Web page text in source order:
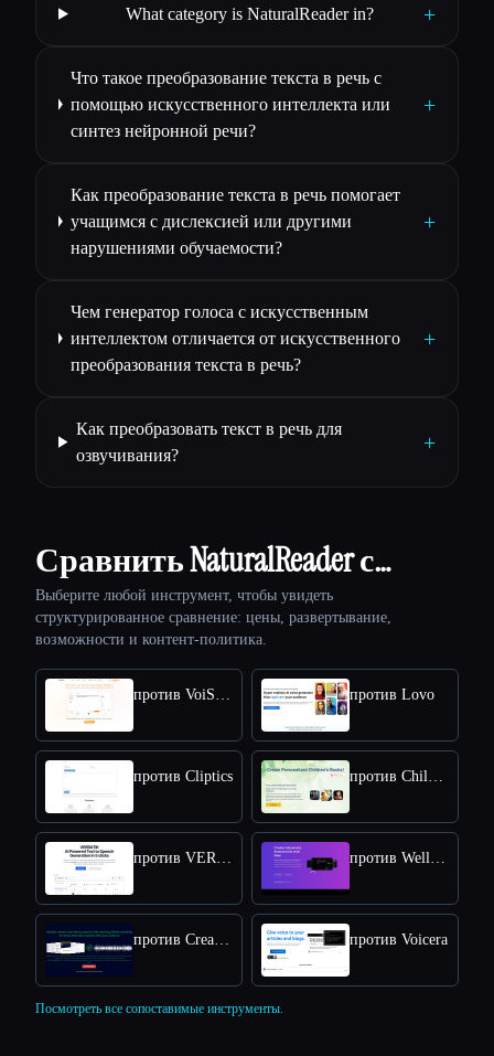
What category is NaturalReader in? +
Что такое преобразование текста в речь с
помощью искусственного интеллекта или
синтез нейронной речи?
+
Как преобразование текста в речь помогает
учащимся с дислексией или другими
нарушениями обучаемости?
+
Чем генератор голоса с искусственным
интеллектом отличается от искусственного
преобразования текста в речь?
+
Как преобразовать текст в речь для
озвучивания?
+
Сравнить NaturalReader с…
Выберите любой инструмент, чтобы увидеть
структурированное сравнение: цены, развертывание,
возможности и контент-политика.
против Lovo
против Cliptics
против Voicera
Посмотреть все сопоставимые инструменты.